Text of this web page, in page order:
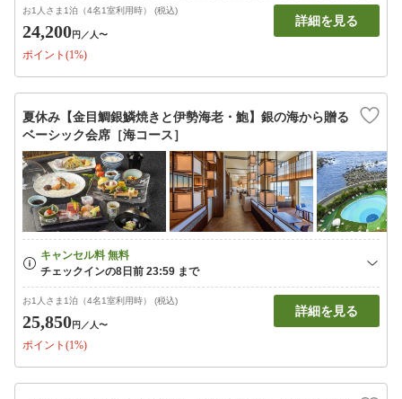
お1人さま1泊（4名1室利用時） (税込)
24,200円 ／人〜
ポイント(1%)
詳細を見る
夏休み【金目鯛銀鱗焼きと伊勢海老・鮑】銀の海から贈る
ベーシック会席［海コース］
お1人さま1泊（4名1室利用時） (税込)
25,850円 ／人〜
ポイント(1%)
詳細を見る